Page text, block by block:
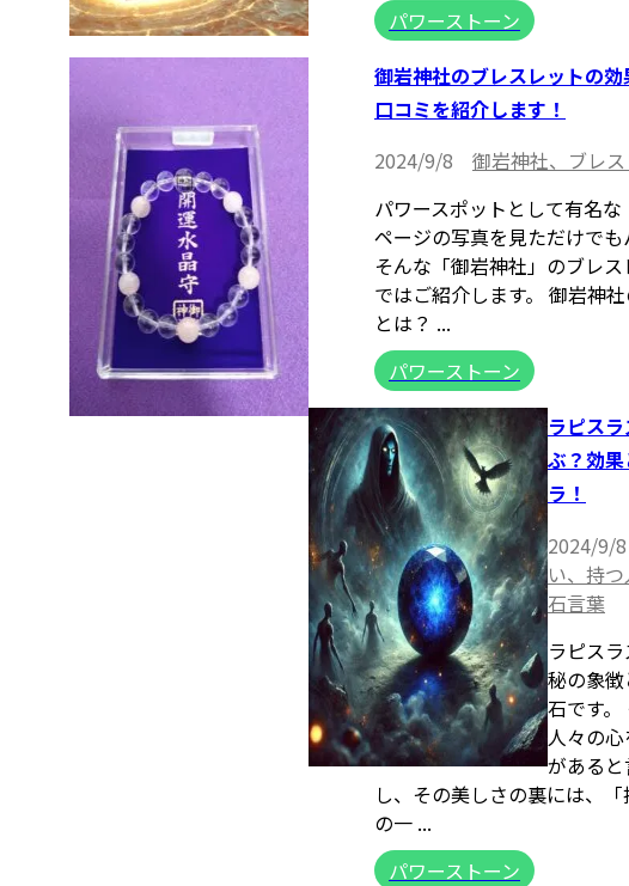
パワーストーン
御岩神社のブレスレットの
口コミを紹介します！
2024/9/8
御岩神社、ブレ
パワースポットとして有名
ページの写真を見ただけで
そんな「御岩神社」のブレ
ではご紹介します。 御岩神
とは？ ...
パワーストーン
ラピス
ぶ？効
ラ！
2024/9/8
い、持つ
石言葉
ラピス
秘の象
石です。
人々の
がある
し、その美しさの裏には、
の一 ...
パワーストーン